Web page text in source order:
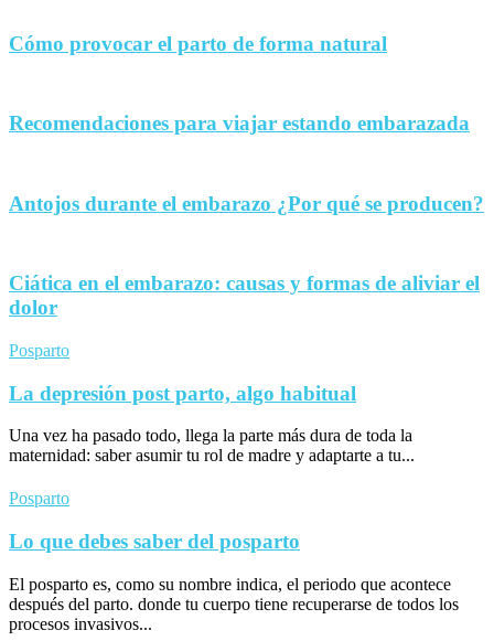
Cómo provocar el parto de forma natural
Recomendaciones para viajar estando embarazada
Antojos durante el embarazo ¿Por qué se producen?
Ciática en el embarazo: causas y formas de aliviar el
dolor
Posparto
La depresión post parto, algo habitual
Una vez ha pasado todo, llega la parte más dura de toda la
maternidad: saber asumir tu rol de madre y adaptarte a tu...
Posparto
Lo que debes saber del posparto
El posparto es, como su nombre indica, el periodo que acontece
después del parto. donde tu cuerpo tiene recuperarse de todos los
procesos invasivos...